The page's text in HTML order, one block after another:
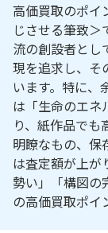
高価買取のポイ
じさせる筆致＞
流の創設者とし
現を追求し、そ
います。特に、
は「生命のエネ
り、紙作品でも
明瞭なもの、保
は査定額が上が
勢い」「構図の
の高価買取ポイ